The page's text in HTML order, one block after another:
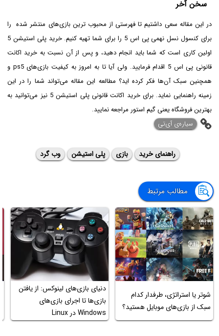
سخن آخر
در این مقاله سعی داشتیم تا فهرستی از محبوب ترین بازی‌های منتشر شده را
برای کنسول نسل نهمی پی اس 5 را برای شما تهیه کنیم. خرید پلی استیشن 5
اولین کاری است که شما باید انجام دهید، و پس از آن نسبت به خرید اکانت
قانونی پی اس 5 اقدام فرمایید. ولی آیا تا به امروز به کیفیت بازی‌های ps5 و
همچنین سبک آن‌ها فکر کرده اید؟ مطالعه این مقاله می‌تواند شما را در این
زمینه راهنمایی نماید. برای خرید اکانت قانونی پلی استیشن 5 نیز می‌توانید به
بهترین فروشگاه یعنی گیم استور مراجعه نمایید.
‌سیاره‌ی آی‌تی
راهنمای خرید بازی پلی استیشن وب گرد
مطالب مرتبط
شوتر یا استراتژی، طرفدار کدام
سبک از بازی‌های موبایل هستید؟
دنیای بازی‌های لینوکس: از یافتن
بازی‌ها تا اجرای بازی‌های
Windows در Linux